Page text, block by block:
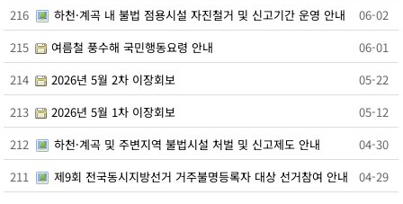
진원면
남면
동화면
삼서면
삼계면
황룡면
서삼면
북일면
북이면
216
하천·계곡 내 불법 점용시설 자진철거 및 신고기간 운영 안내
06-02
215
여름철 풍수해 국민행동요령 안내
06-01
214
2026년 5월 2차 이장회보
05-22
213
2026년 5월 1차 이장회보
05-12
212
하천·계곡 및 주변지역 불법시설 처벌 및 신고제도 안내
04-30
211
제9회 전국동시지방선거 거주불명등록자 대상 선거참여 안내 04-29